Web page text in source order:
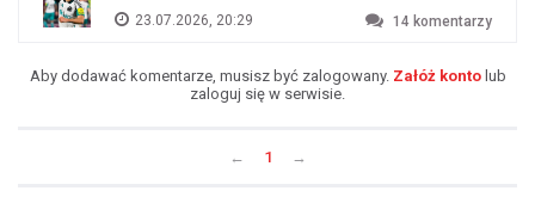
23.07.2026, 20:29 14 komentarzy
Aby dodawać komentarze, musisz być zalogowany. Załóż kontolub
zaloguj się w serwisie.
← 1 →